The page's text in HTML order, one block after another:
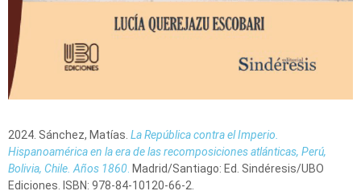
2024. Sánchez, Matías. La República contra el Imperio.
Hispanoamérica en la era de las recomposiciones atlánticas, Perú,
Bolivia, Chile. Años 1860. Madrid/Santiago: Ed. Sindéresis/UBO
Ediciones. ISBN: 978-84-10120-66-2.